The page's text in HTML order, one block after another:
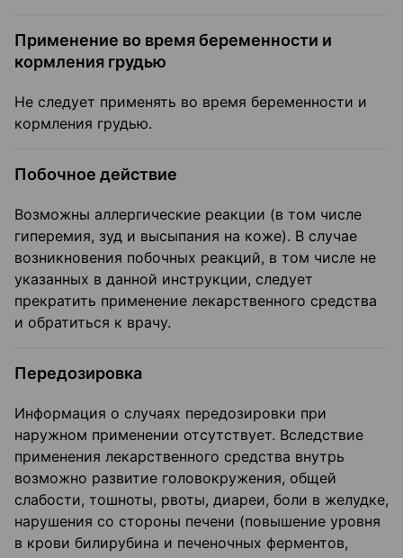
Применение во время беременности и
кормления грудью
Не следует применять во время беременности и
кормления грудью.
Побочное действие
Возможны аллергические реакции (в том числе
гиперемия, зуд и высыпания на коже). В случае
возникновения побочных реакций, в том числе не
указанных в данной инструкции, следует
прекратить применение лекарственного средства
и обратиться к врачу.
Передозировка
Информация о случаях передозировки при
наружном применении отсутствует. Вследствие
применения лекарственного средства внутрь
возможно развитие головокружения, общей
слабости, тошноты, рвоты, диареи, боли в желудке,
нарушения со стороны печени (по­вышение уровня
в крови билирубина и печеночных ферментов,